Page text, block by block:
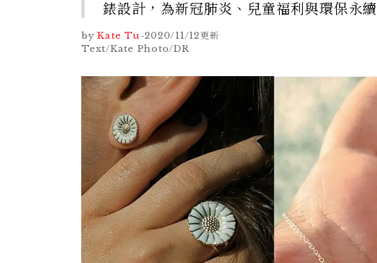
錶設計，為新冠肺炎、兒童福利與環保永
by Kate Tu-2020/11/12更新
Text/Kate Photo/DR